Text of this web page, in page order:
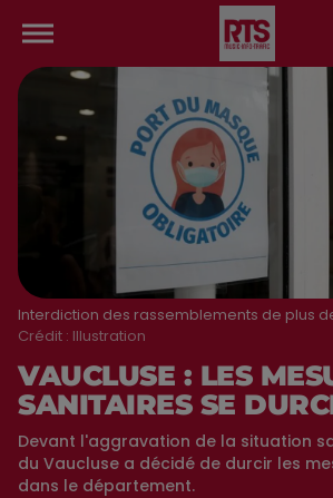
Interdiction des rassemblements de plus
Crédit : Illustration
VAUCLUSE : LES
SANITAIRES SE
Devant l'aggravation de la situation
du Vaucluse a décidé de durcir les
dans le département.